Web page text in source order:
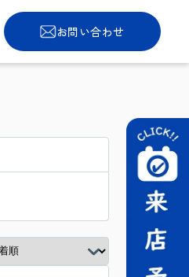
お問い合わせ